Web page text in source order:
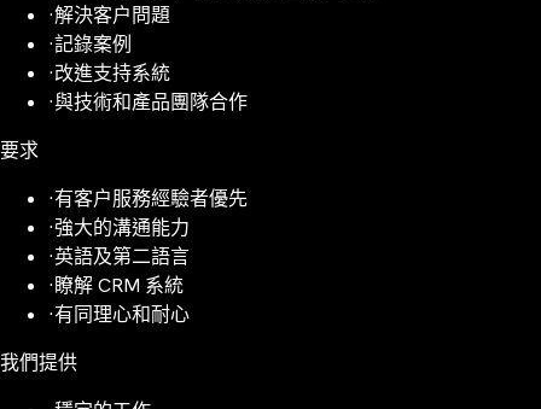
·解決客户問題
·記錄案例
·改進支持系統
·與技術和產品團隊合作
要求
·有客户服務經驗者優先
·強大的溝通能力
·英語及第二語言
·瞭解 CRM 系統
·有同理心和耐心
我們提供